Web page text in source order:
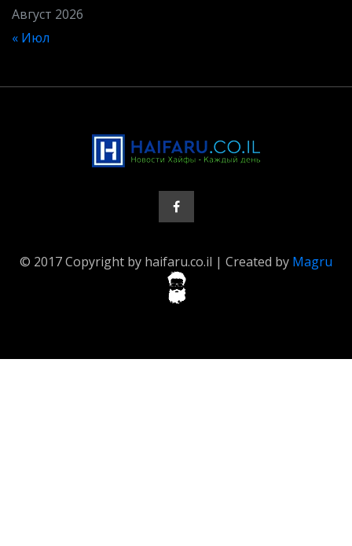
Август 2026
« Июл
© 2017 Copyright by haifaru.co.il | Created by Magru